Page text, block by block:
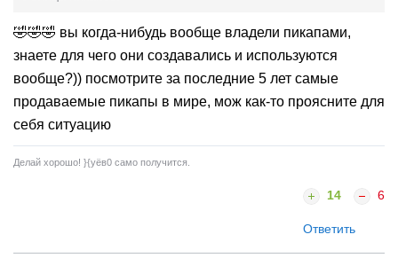
🤣🤣🤣 вы когда-нибудь вообще владели пикапами,
знаете для чего они создавались и используются
вообще?)) посмотрите за последние 5 лет самые
продаваемые пикапы в мире, мож как-то проясните для
себя ситуацию
Делай хорошо! }{yёв0 само получится.
14 6
Ответить